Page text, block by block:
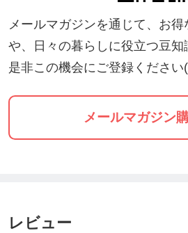
↓
☆レッスン
デモンストレーションが中心
質疑応答を交えつつ、重要
作業を通じて理解を深めていき
少人数制で、質問がしやす
メールマガジンを通じて、お
や、日々の暮らしに役立つ豆知
是非この機会にご登録くださ
メールマガジン
レビュー